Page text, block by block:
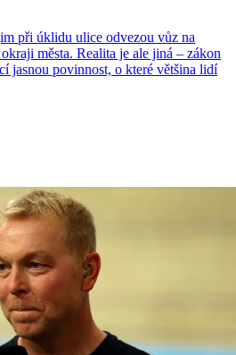
při úklidu ulice odvezou vůz na
města. Realita je ale jiná – zákon
jasnou povinnost, o které většina lidí